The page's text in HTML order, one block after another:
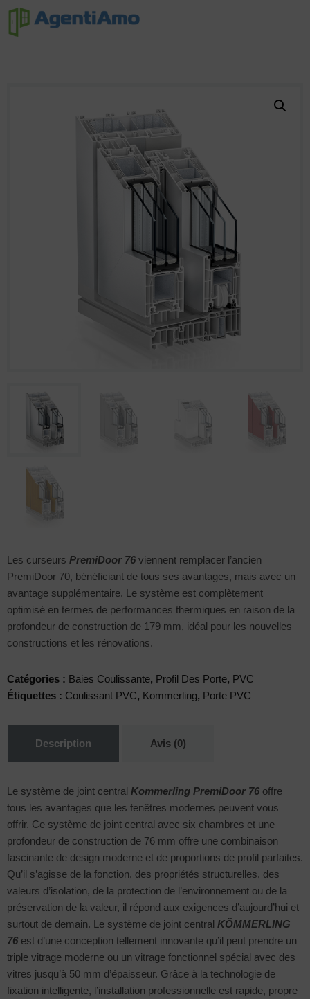
Les curseurs PremiDoor 76 viennent remplacer l’ancien
PremiDoor 70, bénéficiant de tous ses avantages, mais avec un
avantage supplémentaire. Le système est complètement
optimisé en termes de performances thermiques en raison de la
profondeur de construction de 179 mm, idéal pour les nouvelles
constructions et les rénovations.
Catégories : Baies Coulissante, Profil Des Porte, PVC
Étiquettes : Coulissant PVC, Kommerling, Porte PVC
Description Avis (0)
Le système de joint central Kommerling PremiDoor 76 offre
tous les avantages que les fenêtres modernes peuvent vous
offrir. Ce système de joint central avec six chambres et une
profondeur de construction de 76 mm offre une combinaison
fascinante de design moderne et de proportions de profil parfaites.
Qu’il s’agisse de la fonction, des propriétés structurelles, des
valeurs d’isolation, de la protection de l’environnement ou de la
préservation de la valeur, il répond aux exigences d’aujourd’hui et
surtout de demain. Le système de joint central KÖMMERLING
76 est d’une conception tellement innovante qu’il peut prendre un
triple vitrage moderne ou un vitrage fonctionnel spécial avec des
vitres jusqu’à 50 mm d’épaisseur. Grâce à la technologie de
fixation intelligente, l’installation professionnelle est rapide, propre